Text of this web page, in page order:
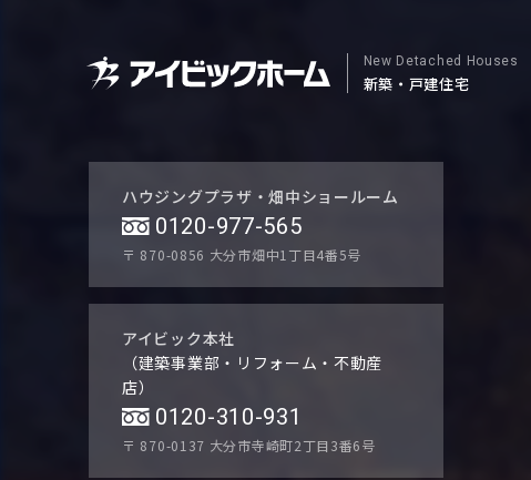
New Detached Houses
新築・戸建住宅
ハウジングプラザ・畑中ショールーム
0120-977-565
〒 870-0856 大分市畑中1丁目4番5号
アイビック本社
（建築事業部・リフォーム・不動産
店）
0120-310-931
〒 870-0137 大分市寺崎町2丁目3番6号